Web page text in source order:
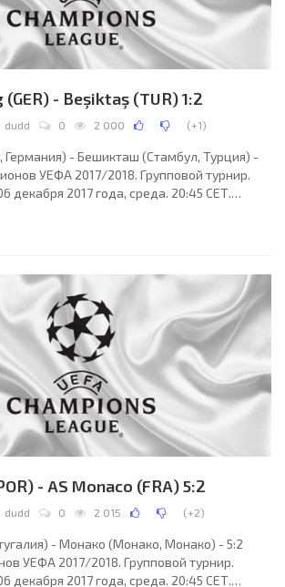
(GER) - Beşiktaş (TUR) 1:2
dudd 0 2 000 (+1)
Германия) - Бешикташ (Стамбул, Турция) -
УЕФА 2017/2018. Групповой турнир.
декабря 2017 года, среда. 20:45 СЕТ.
% при вместимости 44345). Главный
арбитр: Балаж Бузаш (Венгрия).
арбитра: Томаш
- AS Monaco (FRA) 5:2
dudd 0 2 015 (+2)
- Монако (Монако, Монако) - 5:2
УЕФА 2017/2018. Групповой турнир.
декабря 2017 года, среда. 20:45 СЕТ.